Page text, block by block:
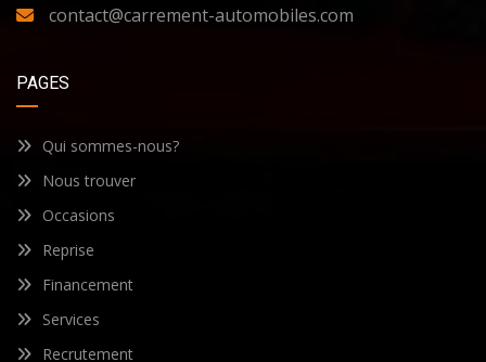
contact@carrement-automobiles.com
PAGES
Qui sommes-nous?
Nous trouver
Occasions
Reprise
Financement
Services
Recrutement